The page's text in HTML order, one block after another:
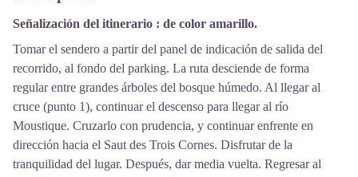
Señalización del itinerario : de color amarillo.
Tomar el sendero a partir del panel de indicación de salida del
recorrido, al fondo del parking. La ruta desciende de forma
regular entre grandes árboles del bosque húmedo. Al llegar al
cruce (punto 1), continuar el descenso para llegar al río
Moustique. Cruzarlo con prudencia, y continuar enfrente en
dirección hacia el Saut des Trois Cornes. Disfrutar de la
tranquilidad del lugar. Después, dar media vuelta. Regresar al